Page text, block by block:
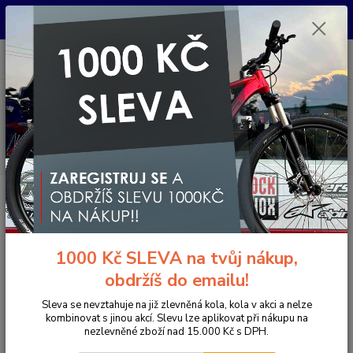
Pro nachystání kola / doplňků na prodejně si prosím zavolejte dopředu.
Menu
CZK
Hledat
+420 733 792 733
PO-PÁ 10:00-17:00 | SO: 9:00-12:00
Úvod DOPRAVA / DOBA DODÁNÍ
DOPRAVA / DOBA DODÁNÍ
Doprava Zdarma se vztahuje na všechna elektrokola a jízdní
Doba dodání:
Doručení kola probíhá v rozmezí 3 - 7 pracovních dnů.
1000 Kč SLEVA na tvůj nákup,
obdržíš do emailu!
Sleva se nevztahuje na již zlevněná kola, kola v akci a nelze
kombinovat s jinou akcí. Slevu lze aplikovat při nákupu na
nezlevněné zboží nad 15.000 Kč s DPH.